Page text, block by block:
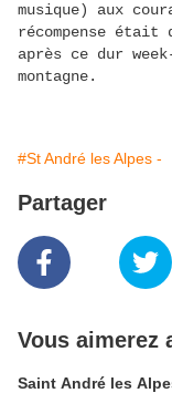
musique) aux
récompense était
après ce dur
#St André les Alpes -
Partager
Vous aimerez
Saint André les